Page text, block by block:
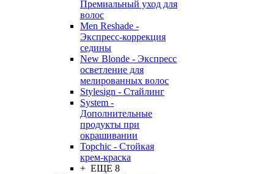
Премиальный уход для
волос
Men Reshade -
Экспресс-коррекция
седины
New Blonde - Экспресс
осветление для
мелированных волос
Stylesign - Стайлинг
System -
Дополнительные
продукты при
окрашивании
Topchic - Стойкая
крем-краска
+ ЕЩЕ 8